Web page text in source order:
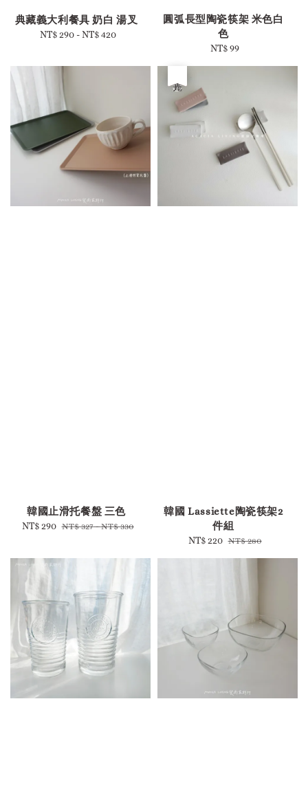
典藏義大利餐具 奶白 湯叉
Regular
NT$ 290-NT$ 420
圓弧長型陶瓷筷架 米色白
色
Regular
NT$ 99
韓國止滑托餐盤 三色
Sale
NT$ 290 Regular
NT$ 327-NT$ 330
韓國 Lassiette陶瓷筷架2
件組
Sale
NT$ 220 Regular
NT$ 280